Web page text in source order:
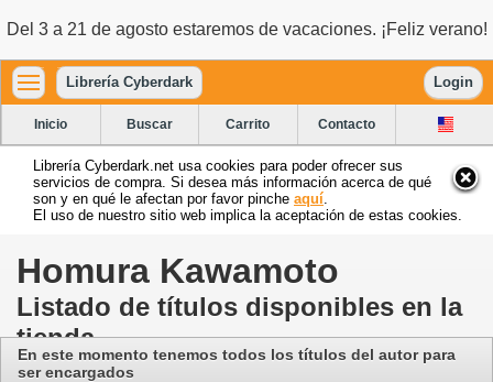
Del 3 a 21 de agosto estaremos de vacaciones. ¡Feliz verano!
Librería Cyberdark Login
Inicio Buscar Carrito Contacto
Librería Cyberdark.net usa cookies para poder ofrecer sus
servicios de compra. Si desea más información acerca de qué
son y en qué le afectan por favor pinche aquí
El uso de nuestro sitio web implica la aceptación de estas cookies.
Homura Kawamoto
Listado de títulos disponibles en la
tienda
En este momento tenemos todos los títulos del autor para
ser encargados